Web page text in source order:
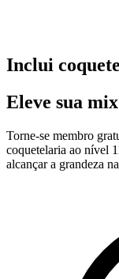
Inclui
Eleve sua
Torne-se membro
coquetelaria ao nível
alcançar a grandeza